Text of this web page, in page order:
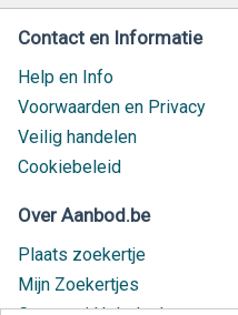
Contact en Informatie
Help en Info
Voorwaarden en Privacy
Veilig handelen
Cookiebeleid
Over Aanbod.be
Plaats zoekertje
Mijn Zoekertjes